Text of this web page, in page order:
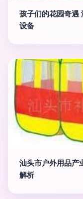
孩子们的花园奇遇
设备
汕头市户外用品产
解析